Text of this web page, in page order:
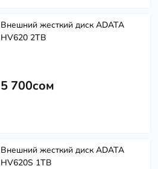
Внешний жесткий диск ADATA
HV620 2TB
5 700сом
Внешний жесткий диск ADATA
HV620S 1TB